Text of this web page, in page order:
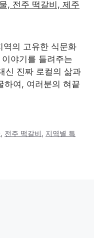
역의 고유한 식문화
야기를 들려주는
신 진짜 로컬의 삶과
하여, 여러분의 혀끝
, 전주 떡갈비, 지역별 특